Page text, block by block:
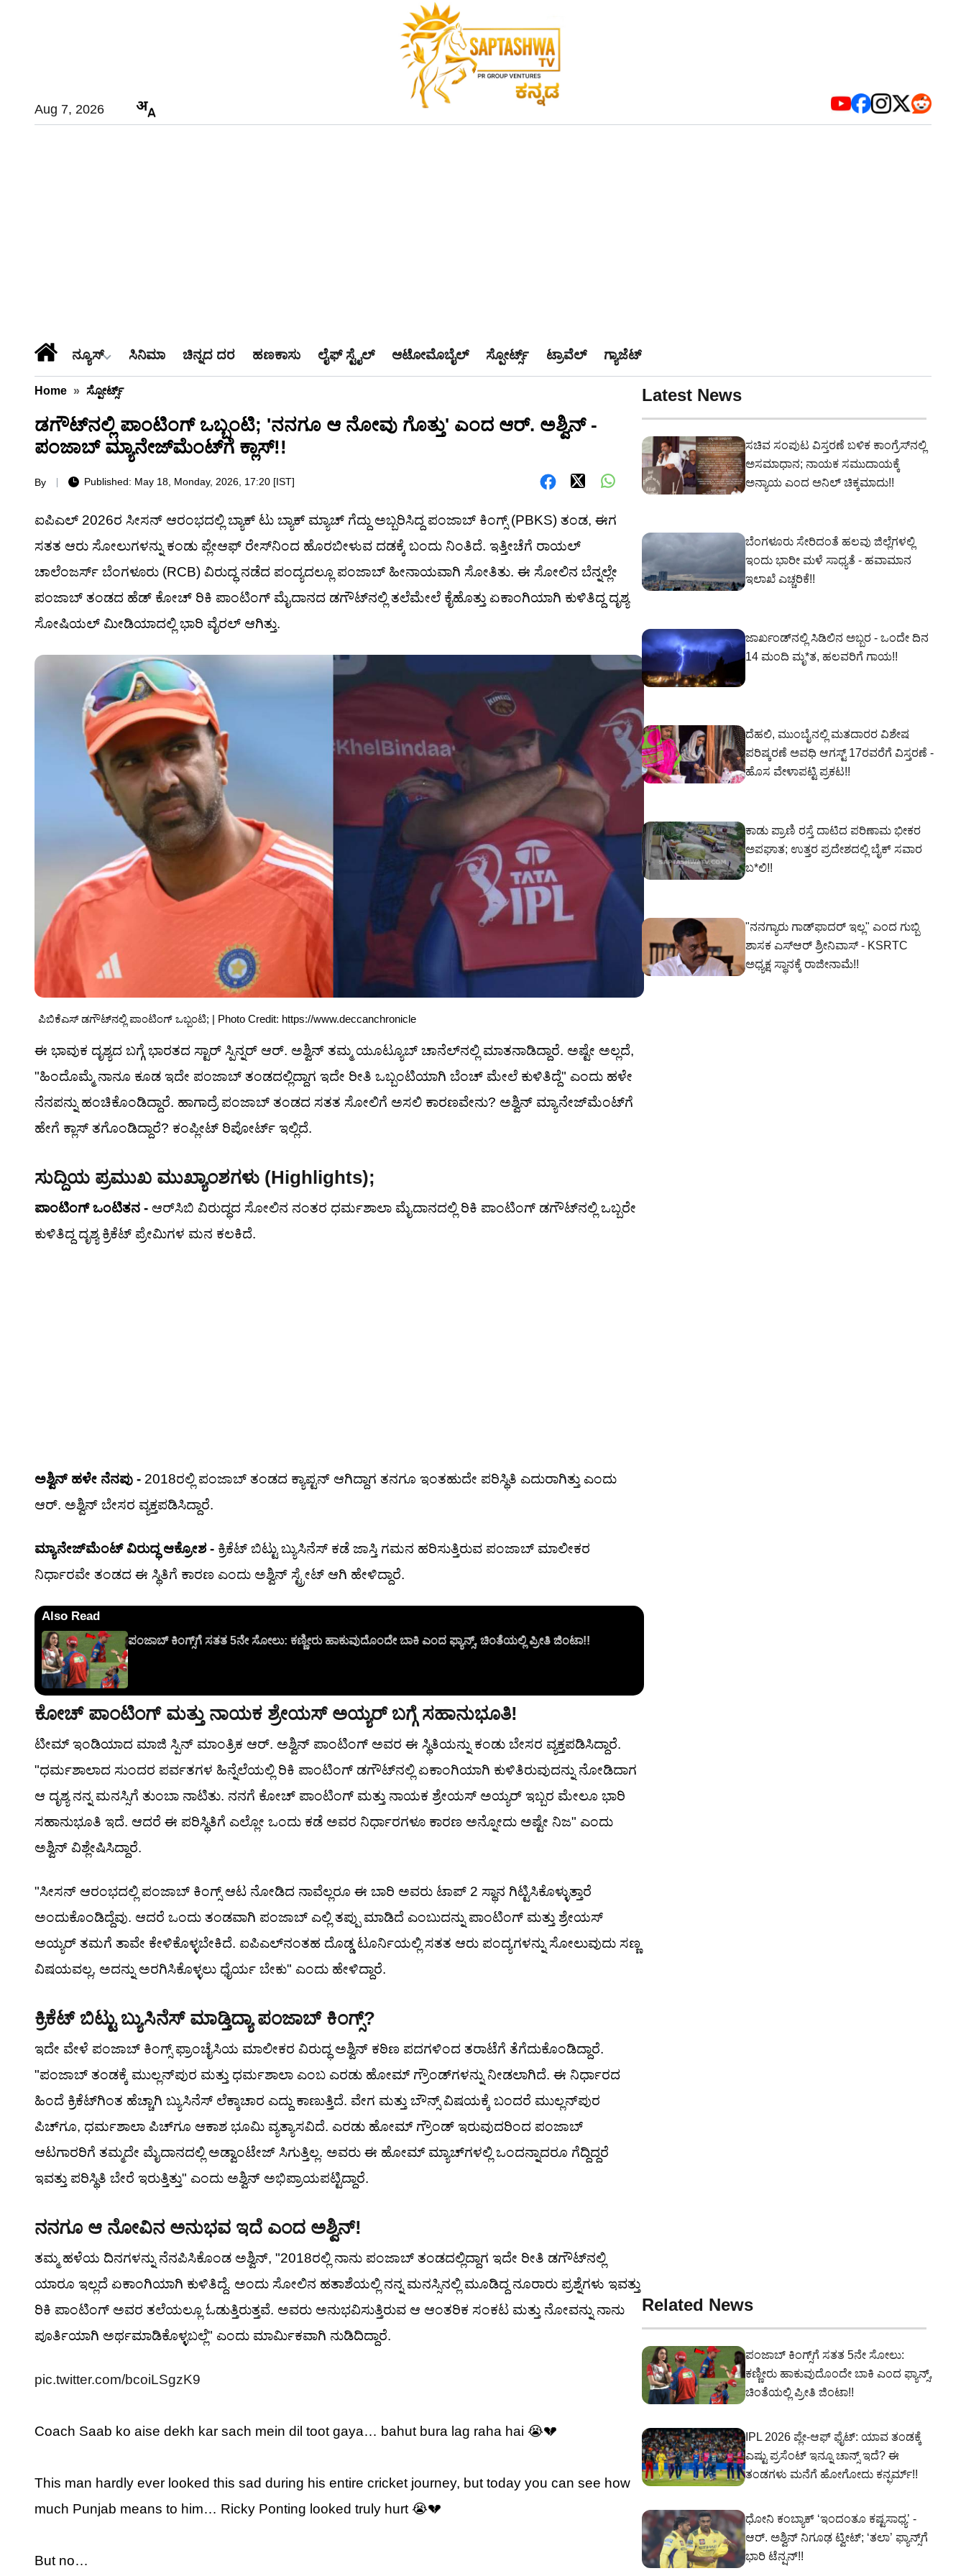
Aug 7, 2026
ನ್ಯೂಸ್ ಸಿನಿಮಾ ಚಿನ್ನದ ದರ ಹಣಕಾಸು ಲೈಫ್ ಸ್ಟೈಲ್ ಆಟೋಮೊಬೈಲ್ ಸ್ಪೋರ್ಟ್ಸ್ ಟ್ರಾವೆಲ್ ಗ್ಯಾಜೆಟ್
Home » ಸ್ಪೋರ್ಟ್ಸ್
ಡಗೌಟ್‌ನಲ್ಲಿ ಪಾಂಟಿಂಗ್ ಒಬ್ಬಂಟಿ; 'ನನಗೂ ಆ ನೋವು ಗೊತ್ತು' ಎಂದ ಆರ್. ಅಶ್ವಿನ್ -
ಪಂಜಾಬ್ ಮ್ಯಾನೇಜ್‌ಮೆಂಟ್‌ಗೆ ಕ್ಲಾಸ್!!
By Published: May 18, Monday, 2026, 17:20 [IST]
ಐಪಿಎಲ್ 2026ರ ಸೀಸನ್ ಆರಂಭದಲ್ಲಿ ಬ್ಯಾಕ್ ಟು ಬ್ಯಾಕ್ ಮ್ಯಾಚ್ ಗೆದ್ದು ಅಬ್ಬರಿಸಿದ್ದ ಪಂಜಾಬ್ ಕಿಂಗ್ಸ್ (PBKS) ತಂಡ, ಈಗ
ಸತತ ಆರು ಸೋಲುಗಳನ್ನು ಕಂಡು ಪ್ಲೇಆಫ್ ರೇಸ್‌ನಿಂದ ಹೊರಬೀಳುವ ದಡಕ್ಕೆ ಬಂದು ನಿಂತಿದೆ. ಇತ್ತೀಚೆಗೆ ರಾಯಲ್
ಚಾಲೆಂಜರ್ಸ್ ಬೆಂಗಳೂರು (RCB) ವಿರುದ್ಧ ನಡೆದ ಪಂದ್ಯದಲ್ಲೂ ಪಂಜಾಬ್ ಹೀನಾಯವಾಗಿ ಸೋತಿತು. ಈ ಸೋಲಿನ ಬೆನ್ನಲ್ಲೇ
ಪಂಜಾಬ್ ತಂಡದ ಹೆಡ್ ಕೋಚ್ ರಿಕಿ ಪಾಂಟಿಂಗ್ ಮೈದಾನದ ಡಗೌಟ್‌ನಲ್ಲಿ ತಲೆಮೇಲೆ ಕೈಹೊತ್ತು ಏಕಾಂಗಿಯಾಗಿ ಕುಳಿತಿದ್ದ ದೃಶ್ಯ
ಸೋಷಿಯಲ್ ಮೀಡಿಯಾದಲ್ಲಿ ಭಾರಿ ವೈರಲ್ ಆಗಿತ್ತು.
ಪಿಬಿಕೆಎಸ್ ಡಗೌಟ್‌ನಲ್ಲಿ ಪಾಂಟಿಂಗ್ ಒಬ್ಬಂಟಿ; | Photo Credit: https://www.deccanchronicle
ಈ ಭಾವುಕ ದೃಶ್ಯದ ಬಗ್ಗೆ ಭಾರತದ ಸ್ಟಾರ್ ಸ್ಪಿನ್ನರ್ ಆರ್. ಅಶ್ವಿನ್ ತಮ್ಮ ಯೂಟ್ಯೂಬ್ ಚಾನೆಲ್‌ನಲ್ಲಿ ಮಾತನಾಡಿದ್ದಾರೆ. ಅಷ್ಟೇ ಅಲ್ಲದೆ,
"ಹಿಂದೊಮ್ಮೆ ನಾನೂ ಕೂಡ ಇದೇ ಪಂಜಾಬ್ ತಂಡದಲ್ಲಿದ್ದಾಗ ಇದೇ ರೀತಿ ಒಬ್ಬಂಟಿಯಾಗಿ ಬೆಂಚ್ ಮೇಲೆ ಕುಳಿತಿದ್ದೆ" ಎಂದು ಹಳೇ
ನೆನಪನ್ನು ಹಂಚಿಕೊಂಡಿದ್ದಾರೆ. ಹಾಗಾದ್ರೆ ಪಂಜಾಬ್ ತಂಡದ ಸತತ ಸೋಲಿಗೆ ಅಸಲಿ ಕಾರಣವೇನು? ಅಶ್ವಿನ್ ಮ್ಯಾನೇಜ್‌ಮೆಂಟ್‌ಗೆ
ಹೇಗೆ ಕ್ಲಾಸ್ ತಗೊಂಡಿದ್ದಾರೆ? ಕಂಪ್ಲೀಟ್ ರಿಪೋರ್ಟ್ ಇಲ್ಲಿದೆ.
ಸುದ್ದಿಯ ಪ್ರಮುಖ ಮುಖ್ಯಾಂಶಗಳು (Highlights);
ಪಾಂಟಿಂಗ್ ಒಂಟಿತನ - ಆರ್‌ಸಿಬಿ ವಿರುದ್ಧದ ಸೋಲಿನ ನಂತರ ಧರ್ಮಶಾಲಾ ಮೈದಾನದಲ್ಲಿ ರಿಕಿ ಪಾಂಟಿಂಗ್ ಡಗೌಟ್‌ನಲ್ಲಿ ಒಬ್ಬರೇ
ಕುಳಿತಿದ್ದ ದೃಶ್ಯ ಕ್ರಿಕೆಟ್ ಪ್ರೇಮಿಗಳ ಮನ ಕಲಕಿದೆ.
ಅಶ್ವಿನ್ ಹಳೇ ನೆನಪು - 2018ರಲ್ಲಿ ಪಂಜಾಬ್ ತಂಡದ ಕ್ಯಾಪ್ಟನ್ ಆಗಿದ್ದಾಗ ತನಗೂ ಇಂತಹುದೇ ಪರಿಸ್ಥಿತಿ ಎದುರಾಗಿತ್ತು ಎಂದು
ಆರ್. ಅಶ್ವಿನ್ ಬೇಸರ ವ್ಯಕ್ತಪಡಿಸಿದ್ದಾರೆ.
ಮ್ಯಾನೇಜ್‌ಮೆಂಟ್ ವಿರುದ್ಧ ಆಕ್ರೋಶ - ಕ್ರಿಕೆಟ್ ಬಿಟ್ಟು ಬ್ಯುಸಿನೆಸ್ ಕಡೆ ಜಾಸ್ತಿ ಗಮನ ಹರಿಸುತ್ತಿರುವ ಪಂಜಾಬ್ ಮಾಲೀಕರ
ನಿರ್ಧಾರವೇ ತಂಡದ ಈ ಸ್ಥಿತಿಗೆ ಕಾರಣ ಎಂದು ಅಶ್ವಿನ್ ಸ್ಟ್ರೇಟ್ ಆಗಿ ಹೇಳಿದ್ದಾರೆ.
Also Read
ಪಂಜಾಬ್ ಕಿಂಗ್ಸ್‌ಗೆ ಸತತ 5ನೇ ಸೋಲು: ಕಣ್ಣೀರು ಹಾಕುವುದೊಂದೇ ಬಾಕಿ ಎಂದ ಫ್ಯಾನ್ಸ್, ಚಿಂತೆಯಲ್ಲಿ ಪ್ರೀತಿ ಜಿಂಟಾ!!
ಕೋಚ್ ಪಾಂಟಿಂಗ್ ಮತ್ತು ನಾಯಕ ಶ್ರೇಯಸ್ ಅಯ್ಯರ್ ಬಗ್ಗೆ ಸಹಾನುಭೂತಿ!
ಟೀಮ್ ಇಂಡಿಯಾದ ಮಾಜಿ ಸ್ಪಿನ್ ಮಾಂತ್ರಿಕ ಆರ್. ಅಶ್ವಿನ್ ಪಾಂಟಿಂಗ್ ಅವರ ಈ ಸ್ಥಿತಿಯನ್ನು ಕಂಡು ಬೇಸರ ವ್ಯಕ್ತಪಡಿಸಿದ್ದಾರೆ.
"ಧರ್ಮಶಾಲಾದ ಸುಂದರ ಪರ್ವತಗಳ ಹಿನ್ನೆಲೆಯಲ್ಲಿ ರಿಕಿ ಪಾಂಟಿಂಗ್ ಡಗೌಟ್‌ನಲ್ಲಿ ಏಕಾಂಗಿಯಾಗಿ ಕುಳಿತಿರುವುದನ್ನು ನೋಡಿದಾಗ
ಆ ದೃಶ್ಯ ನನ್ನ ಮನಸ್ಸಿಗೆ ತುಂಬಾ ನಾಟಿತು. ನನಗೆ ಕೋಚ್ ಪಾಂಟಿಂಗ್ ಮತ್ತು ನಾಯಕ ಶ್ರೇಯಸ್ ಅಯ್ಯರ್ ಇಬ್ಬರ ಮೇಲೂ ಭಾರಿ
ಸಹಾನುಭೂತಿ ಇದೆ. ಆದರೆ ಈ ಪರಿಸ್ಥಿತಿಗೆ ಎಲ್ಲೋ ಒಂದು ಕಡೆ ಅವರ ನಿರ್ಧಾರಗಳೂ ಕಾರಣ ಅನ್ನೋದು ಅಷ್ಟೇ ನಿಜ" ಎಂದು
ಅಶ್ವಿನ್ ವಿಶ್ಲೇಷಿಸಿದ್ದಾರೆ.
"ಸೀಸನ್ ಆರಂಭದಲ್ಲಿ ಪಂಜಾಬ್ ಕಿಂಗ್ಸ್ ಆಟ ನೋಡಿದ ನಾವೆಲ್ಲರೂ ಈ ಬಾರಿ ಅವರು ಟಾಪ್ 2 ಸ್ಥಾನ ಗಿಟ್ಟಿಸಿಕೊಳ್ಳುತ್ತಾರೆ
ಅಂದುಕೊಂಡಿದ್ದೆವು. ಆದರೆ ಒಂದು ತಂಡವಾಗಿ ಪಂಜಾಬ್ ಎಲ್ಲಿ ತಪ್ಪು ಮಾಡಿದೆ ಎಂಬುದನ್ನು ಪಾಂಟಿಂಗ್ ಮತ್ತು ಶ್ರೇಯಸ್
ಅಯ್ಯರ್ ತಮಗೆ ತಾವೇ ಕೇಳಿಕೊಳ್ಳಬೇಕಿದೆ. ಐಪಿಎಲ್‌ನಂತಹ ದೊಡ್ಡ ಟೂರ್ನಿಯಲ್ಲಿ ಸತತ ಆರು ಪಂದ್ಯಗಳನ್ನು ಸೋಲುವುದು ಸಣ್ಣ
ವಿಷಯವಲ್ಲ, ಅದನ್ನು ಅರಗಿಸಿಕೊಳ್ಳಲು ಧೈರ್ಯ ಬೇಕು" ಎಂದು ಹೇಳಿದ್ದಾರೆ.
ಕ್ರಿಕೆಟ್ ಬಿಟ್ಟು ಬ್ಯುಸಿನೆಸ್ ಮಾಡ್ತಿದ್ಯಾ ಪಂಜಾಬ್ ಕಿಂಗ್ಸ್?
ಇದೇ ವೇಳೆ ಪಂಜಾಬ್ ಕಿಂಗ್ಸ್ ಫ್ರಾಂಚೈಸಿಯ ಮಾಲೀಕರ ವಿರುದ್ಧ ಅಶ್ವಿನ್ ಕಠಿಣ ಪದಗಳಿಂದ ತರಾಟೆಗೆ ತೆಗೆದುಕೊಂಡಿದ್ದಾರೆ.
"ಪಂಜಾಬ್ ತಂಡಕ್ಕೆ ಮುಲ್ಲನ್‌ಪುರ ಮತ್ತು ಧರ್ಮಶಾಲಾ ಎಂಬ ಎರಡು ಹೋಮ್ ಗ್ರೌಂಡ್‌ಗಳನ್ನು ನೀಡಲಾಗಿದೆ. ಈ ನಿರ್ಧಾರದ
ಹಿಂದೆ ಕ್ರಿಕೆಟ್‌ಗಿಂತ ಹೆಚ್ಚಾಗಿ ಬ್ಯುಸಿನೆಸ್ ಲೆಕ್ಕಾಚಾರ ಎದ್ದು ಕಾಣುತ್ತಿದೆ. ವೇಗ ಮತ್ತು ಬೌನ್ಸ್ ವಿಷಯಕ್ಕೆ ಬಂದರೆ ಮುಲ್ಲನ್‌ಪುರ
ಪಿಚ್‌ಗೂ, ಧರ್ಮಶಾಲಾ ಪಿಚ್‌ಗೂ ಆಕಾಶ ಭೂಮಿ ವ್ಯತ್ಯಾಸವಿದೆ. ಎರಡು ಹೋಮ್ ಗ್ರೌಂಡ್ ಇರುವುದರಿಂದ ಪಂಜಾಬ್
ಆಟಗಾರರಿಗೆ ತಮ್ಮದೇ ಮೈದಾನದಲ್ಲಿ ಅಡ್ವಾಂಟೇಜ್ ಸಿಗುತ್ತಿಲ್ಲ. ಅವರು ಈ ಹೋಮ್ ಮ್ಯಾಚ್‌ಗಳಲ್ಲಿ ಒಂದನ್ನಾದರೂ ಗೆದ್ದಿದ್ದರೆ
ಇವತ್ತು ಪರಿಸ್ಥಿತಿ ಬೇರೆ ಇರುತ್ತಿತ್ತು" ಎಂದು ಅಶ್ವಿನ್ ಅಭಿಪ್ರಾಯಪಟ್ಟಿದ್ದಾರೆ.
ನನಗೂ ಆ ನೋವಿನ ಅನುಭವ ಇದೆ ಎಂದ ಅಶ್ವಿನ್!
ತಮ್ಮ ಹಳೆಯ ದಿನಗಳನ್ನು ನೆನಪಿಸಿಕೊಂಡ ಅಶ್ವಿನ್, "2018ರಲ್ಲಿ ನಾನು ಪಂಜಾಬ್ ತಂಡದಲ್ಲಿದ್ದಾಗ ಇದೇ ರೀತಿ ಡಗೌಟ್‌ನಲ್ಲಿ
ಯಾರೂ ಇಲ್ಲದೆ ಏಕಾಂಗಿಯಾಗಿ ಕುಳಿತಿದ್ದೆ. ಅಂದು ಸೋಲಿನ ಹತಾಶೆಯಲ್ಲಿ ನನ್ನ ಮನಸ್ಸಿನಲ್ಲಿ ಮೂಡಿದ್ದ ನೂರಾರು ಪ್ರಶ್ನೆಗಳು ಇವತ್ತು
ರಿಕಿ ಪಾಂಟಿಂಗ್ ಅವರ ತಲೆಯಲ್ಲೂ ಓಡುತ್ತಿರುತ್ತವೆ. ಅವರು ಅನುಭವಿಸುತ್ತಿರುವ ಆ ಆಂತರಿಕ ಸಂಕಟ ಮತ್ತು ನೋವನ್ನು ನಾನು
ಪೂರ್ತಿಯಾಗಿ ಅರ್ಥಮಾಡಿಕೊಳ್ಳಬಲ್ಲೆ" ಎಂದು ಮಾರ್ಮಿಕವಾಗಿ ನುಡಿದಿದ್ದಾರೆ.
pic.twitter.com/bcoiLSgzK9
Coach Saab ko aise dekh kar sach mein dil toot gaya… bahut bura lag raha hai 😭💔
This man hardly ever looked this sad during his entire cricket journey, but today you can see how
much Punjab means to him… Ricky Ponting looked truly hurt 😭💔
But no…
Latest News
ಸಚಿವ ಸಂಪುಟ ವಿಸ್ತರಣೆ ಬಳಿಕ ಕಾಂಗ್ರೆಸ್‌ನಲ್ಲಿ
ಅಸಮಾಧಾನ; ನಾಯಕ ಸಮುದಾಯಕ್ಕೆ
ಅನ್ಯಾಯ ಎಂದ ಅನಿಲ್ ಚಿಕ್ಕಮಾದು!!
ಬೆಂಗಳೂರು ಸೇರಿದಂತೆ ಹಲವು ಜಿಲ್ಲೆಗಳಲ್ಲಿ
ಇಂದು ಭಾರೀ ಮಳೆ ಸಾಧ್ಯತೆ - ಹವಾಮಾನ
ಇಲಾಖೆ ಎಚ್ಚರಿಕೆ!!
ಜಾರ್ಖಂಡ್‌ನಲ್ಲಿ ಸಿಡಿಲಿನ ಅಬ್ಬರ - ಒಂದೇ ದಿನ
14 ಮಂದಿ ಮೃ*ತ, ಹಲವರಿಗೆ ಗಾಯ!!
ದೆಹಲಿ, ಮುಂಬೈನಲ್ಲಿ ಮತದಾರರ ವಿಶೇಷ
ಪರಿಷ್ಕರಣೆ ಅವಧಿ ಆಗಸ್ಟ್ 17ರವರೆಗೆ ವಿಸ್ತರಣೆ -
ಹೊಸ ವೇಳಾಪಟ್ಟಿ ಪ್ರಕಟ!!
ಕಾಡು ಪ್ರಾಣಿ ರಸ್ತೆ ದಾಟಿದ ಪರಿಣಾಮ ಭೀಕರ
ಅಪಘಾತ; ಉತ್ತರ ಪ್ರದೇಶದಲ್ಲಿ ಬೈಕ್ ಸವಾರ
ಬ*ಲಿ!!
"ನನಗ್ಯಾರು ಗಾಡ್‌ಫಾದರ್ ಇಲ್ಲ" ಎಂದ ಗುಬ್ಬಿ
ಶಾಸಕ ಎಸ್‌ಆರ್‌ ಶ್ರೀನಿವಾಸ್‌ - KSRTC
ಅಧ್ಯಕ್ಷ ಸ್ಥಾನಕ್ಕೆ ರಾಜೀನಾಮೆ!!
Related News
ಪಂಜಾಬ್ ಕಿಂಗ್ಸ್‌ಗೆ ಸತತ 5ನೇ ಸೋಲು:
ಕಣ್ಣೀರು ಹಾಕುವುದೊಂದೇ ಬಾಕಿ ಎಂದ ಫ್ಯಾನ್ಸ್,
ಚಿಂತೆಯಲ್ಲಿ ಪ್ರೀತಿ ಜಿಂಟಾ!!
IPL 2026 ಪ್ಲೇ-ಆಫ್ ಫೈಟ್: ಯಾವ ತಂಡಕ್ಕೆ
ಎಷ್ಟು ಪ್ರಸೆಂಟ್ ಇನ್ನೂ ಚಾನ್ಸ್ ಇದೆ? ಈ
ತಂಡಗಳು ಮನೆಗೆ ಹೋಗೋದು ಕನ್ಫರ್ಮ್!!
ಧೋನಿ ಕಂಬ್ಯಾಕ್ ‘ಇಂದಂತೂ ಕಷ್ಟಸಾಧ್ಯ’ -
ಆರ್. ಅಶ್ವಿನ್ ನಿಗೂಢ ಟ್ವೀಟ್; ‘ತಲಾ’ ಫ್ಯಾನ್ಸ್‌ಗೆ
ಭಾರಿ ಟೆನ್ಷನ್!!